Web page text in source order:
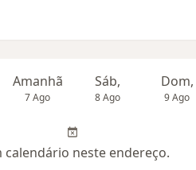
Amanhã
7 Ago
Sáb,
8 Ago
Dom,
9 Ago
calendário neste endereço.